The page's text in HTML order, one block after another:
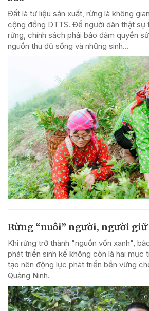
Đất là tư liệu sản xuất, rừng là không
cộng đồng DTTS. Để người dân thật sự
rừng, chính sách phải bảo đảm quyền
nguồn thu đủ sống và những sinh...
Rừng “nuôi” người, người
Khi rừng trở thành "nguồn vốn xanh",
phát triển sinh kế không còn là hai mục
tạo nên động lực phát triển bền vững
Quảng Ninh.